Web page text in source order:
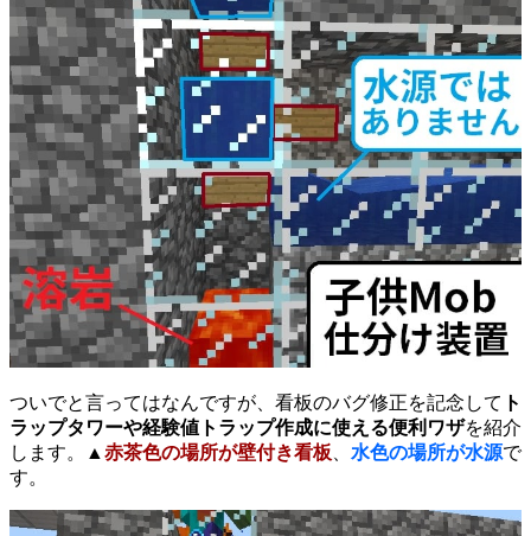
ついでと言ってはなんですが、看板のバグ修正を記念して ト
ラップタワーや経験値トラップ作成に使える便利ワザを紹介
します。▲ 赤茶色の場所が壁付き看板 水色の場所が水源で
す。